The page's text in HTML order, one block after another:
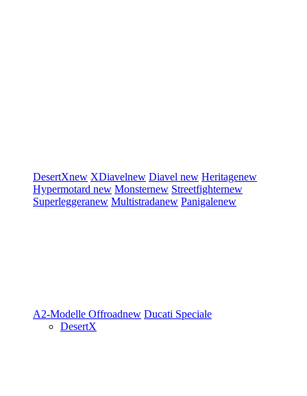
DesertXnew XDiavelnew Diavel new Heritagenew
Hypermotard new Monsternew Streetfighternew
Superleggeranew Multistradanew Panigalenew
A2-Modelle Offroadnew Ducati Speciale
DesertX